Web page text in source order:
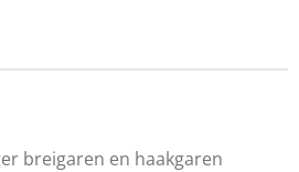
breigaren en haakgaren